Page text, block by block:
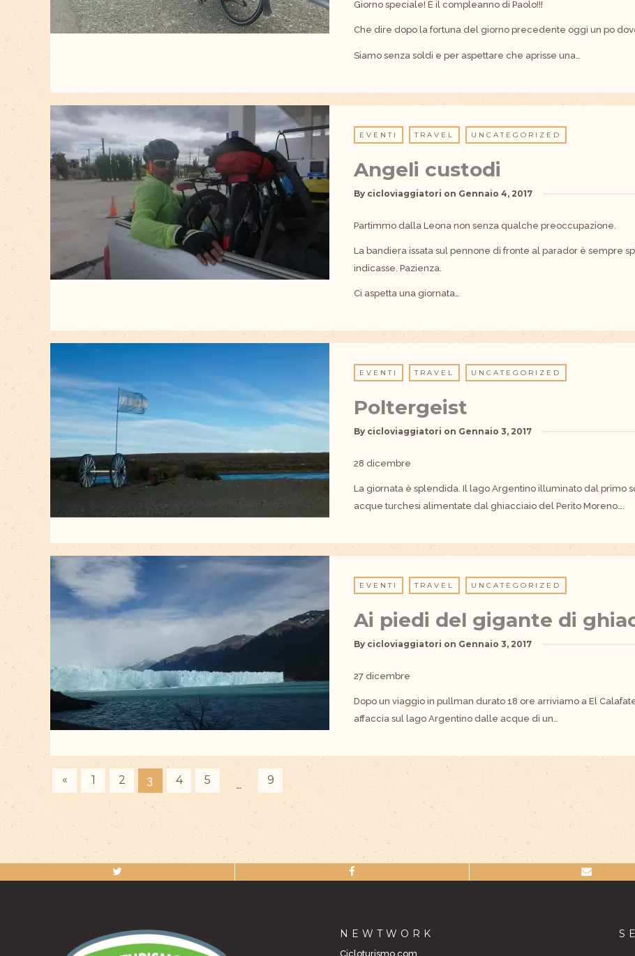
Giorno speciale! È il compleanno di Paolo!!!
Che dire dopo la fortuna del giorno precedente oggi un po
Siamo senza soldi e per aspettare che aprisse una…
EVENTI TRAVEL UNCATEGORIZED
Angeli custodi
By cicloviaggiatori on Gennaio 4, 2017
Partimmo dalla Leona non senza qualche preoccupazione.
La bandiera issata sul pennone di fronte al parador è sempre
indicasse. Pazienza.
Ci aspetta una giornata…
EVENTI TRAVEL UNCATEGORIZED
Poltergeist
By cicloviaggiatori on Gennaio 3, 2017
28 dicembre
La giornata è splendida. Il lago Argentino illuminato dal primo
acque turchesi alimentate dal ghiacciaio del Perito Moreno….
EVENTI TRAVEL UNCATEGORIZED
Ai piedi del gigante di
By cicloviaggiatori on Gennaio 3, 2017
27 dicembre
Dopo un viaggio in pullman durato 18 ore arriviamo a El
affaccia sul lago Argentino dalle acque di un…
« 1 2 3 4 5 … 9
NEWTWORK
Cicloturismo.com